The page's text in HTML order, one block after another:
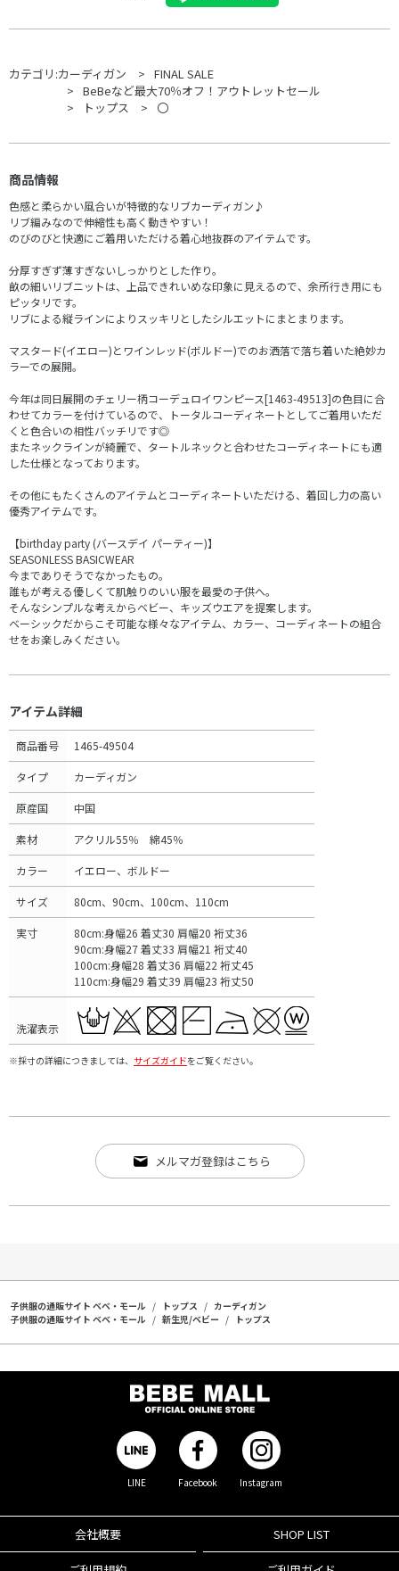
カテゴリ:カーディガン
FINAL SALE
BeBeなど最大70％オフ！アウトレットセール
トップス
〇
商品情報
色感と柔らかい風合いが特徴的なリブカーディガン♪
リブ編みなので伸縮性も高く動きやすい！
のびのびと快適にご着用いただける着心地抜群のアイテムです。
分厚すぎず薄すぎないしっかりとした作り。
畝の細いリブニットは、上品できれいめな印象に見えるので、余所行き用にも
ピッタリです。
リブによる縦ラインによりスッキリとしたシルエットにまとまります。
マスタード(イエロー)とワインレッド(ボルドー)でのお洒落で落ち着いた絶妙カ
ラーでの展開。
今年は同日展開のチェリー柄コーデュロイワンピース[1463-49513]の色目に合
わせてカラーを付けているので、トータルコーディネートとしてご着用いただ
くと色合いの相性バッチリです◎
またネックラインが綺麗で、タートルネックと合わせたコーディネートにも適
した仕様となっております。
その他にもたくさんのアイテムとコーディネートいただける、着回し力の高い
優秀アイテムです。
【birthday party (バースデイ パーティー)】
SEASONLESS BASICWEAR
今までありそうでなかったもの。
誰もが考える優しくて肌触りのいい服を最愛の子供へ。
そんなシンプルな考えからベビー、キッズウエアを提案します。
ベーシックだからこそ可能な様々なアイテム、カラー、コーディネートの組合
せをお楽しみください。
アイテム詳細
商品番号 1465-49504
タイプ カーディガン
原産国 中国
素材 アクリル55％ 綿45％
カラー イエロー、ボルドー
サイズ 80cm、90cm、100cm、110cm
実寸
80cm:身幅26 着丈30 肩幅20 裄丈36
90cm:身幅27 着丈33 肩幅21 裄丈40
100cm:身幅28 着丈36 肩幅22 裄丈45
110cm:身幅29 着丈39 肩幅23 裄丈50
洗濯表示
※採寸の詳細につきましては、 サイズガイドをご覧ください。
メルマガ登録はこちら
子供服の通販サイト ベベ・モール トップス
カーディガン
子供服の通販サイト ベベ・モール
新生児/ベビー トップス
LINE Facebook Instagram
会社概要 SHOP LIST